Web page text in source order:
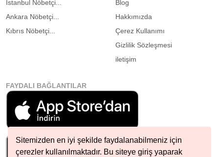
Sitemizden en iyi şekilde faydalanabilmeniz için
çerezler kullanılmaktadır. Bu siteye giriş yaparak
İstanbul Nöbetçi...
Ankara Nöbetçi...
Kıbrıs Nöbetçi...
Blog
Hakkımızda
Çerez Kullanımı
Gizlilik Sözleşmesi
iletişim
FAYDALI BAĞLANTILAR